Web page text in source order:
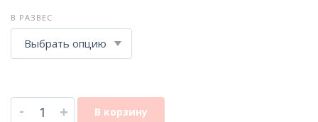
В РАЗВЕС
- + В корзину